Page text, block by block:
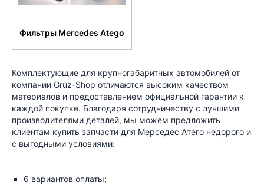
Фильтры Mercedes Atego
Комплектующие для крупногабаритных автомобилей от
компании Gruz-Shop отличаются высоким качеством
материалов и предоставлением официальной гарантии к
каждой покупке. Благодаря сотрудничеству с лучшими
производителями деталей, мы можем предложить
клиентам купить запчасти для Мерседес Атего недорого и
с выгодными условиями:
6 вариантов оплаты;